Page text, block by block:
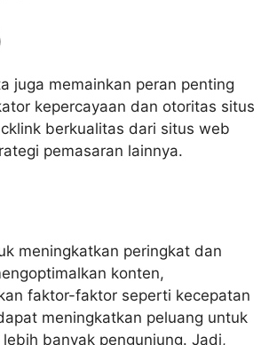
juga memainkan peran penting
kepercayaan dan otoritas situs
berkualitas dari situs web
pemasaran lainnya.
meningkatkan peringkat dan
konten,
faktor-faktor seperti kecepatan
meningkatkan peluang untuk
banyak pengunjung. Jadi,